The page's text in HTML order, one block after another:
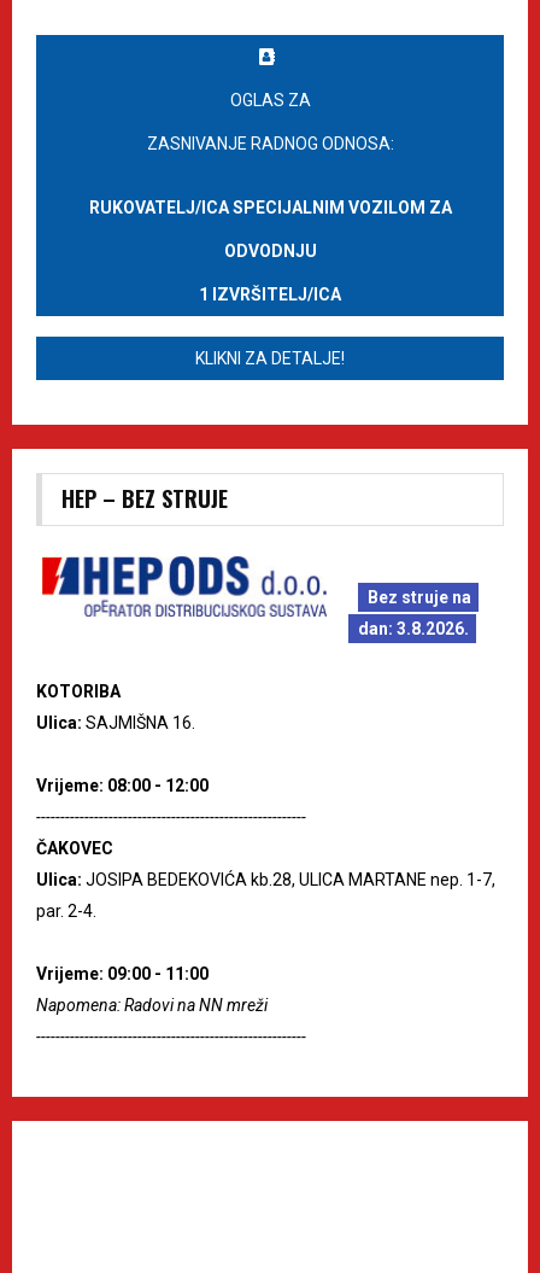
OGLAS ZA
ZASNIVANJE RADNOG ODNOSA:
RUKOVATELJ/ICA SPECIJALNIM VOZILOM ZA
ODVODNJU
1 IZVRŠITELJ/ICA
KLIKNI ZA DETALJE!
HEP – BEZ STRUJE
Bez struje na
dan: 3.8.2026.
KOTORIBA
Ulica: SAJMIŠNA 16.
Vrijeme: 08:00 - 12:00
--------------------------------------------------------
ČAKOVEC
Ulica: JOSIPA BEDEKOVIĆA kb.28, ULICA MARTANE nep. 1-7,
par. 2-4.
Vrijeme: 09:00 - 11:00
Napomena: Radovi na NN mreži
--------------------------------------------------------